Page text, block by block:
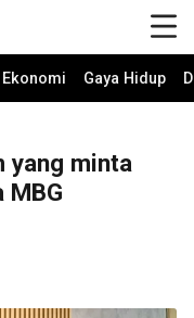
Ekonomi Gaya Hidup
yang minta
MBG